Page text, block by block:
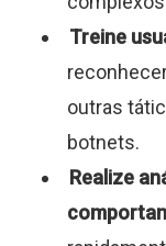
Treine
outras
botnets.
Realize